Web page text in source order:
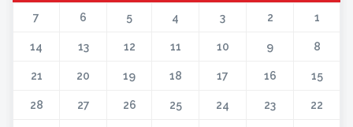
1
2
3
4
5
6
7
8
9
10
11
12
13
14
15
16
17
18
19
20
21
22
23
24
25
26
27
28